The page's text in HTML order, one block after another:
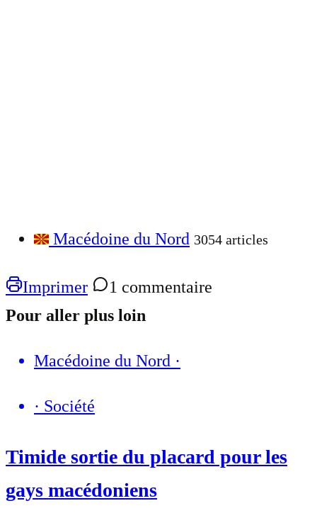
Macédoine du Nord 3054 articles
Imprimer
1 commentaire
Pour aller plus loin
Macédoine du Nord ·
· Société
Timide sortie du placard pour les
gays macédoniens